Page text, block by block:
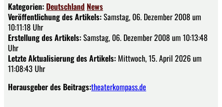
Kategorien: Deutschland News
Veröffentlichung des Artikels:Samstag, 06. Dezember 2008 um
10:11:18 Uhr
Erstellung des Artikels:Samstag, 06. Dezember 2008 um 10:13:48
Uhr
Letzte Aktualisierung des Artikels: Mittwoch, 15. April 2026 um
11:08:43 Uhr
Herausgeber des Beitrags:theaterkompass.de